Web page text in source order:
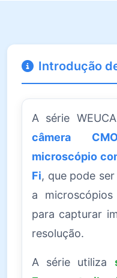
Introdução
A série
câmera
microscópio
Fi, que pode
a
para capturar
resolução.
A série utiliza